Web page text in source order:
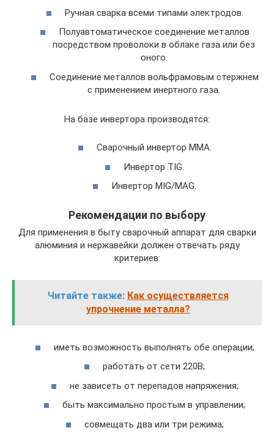
Ручная сварка всеми типами электродов.
Полуавтоматическое соединение металлов
посредством проволоки в облаке газа или без
оного.
Соединение металлов вольфрамовым стержнем
с применением инертного газа.
На базе инвертора производятся:
Сварочный инвертор MMA.
Инвертор TIG.
Инвертор MIG/MAG.
Рекомендации по выбору
Для применения в быту сварочный аппарат для сварки
алюминия и нержавейки должен отвечать ряду
критериев:
Читайте также: Как осуществляется
упрочнение металла?
иметь возможность выполнять обе операции;
работать от сети 220В;
не зависеть от перепадов напряжения;
быть максимально простым в управлении;
совмещать два или три режима;